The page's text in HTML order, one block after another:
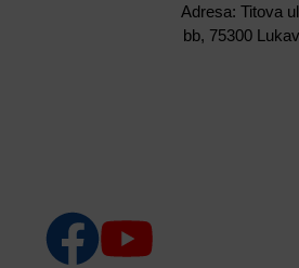
Adresa: Titova
bb, 75300